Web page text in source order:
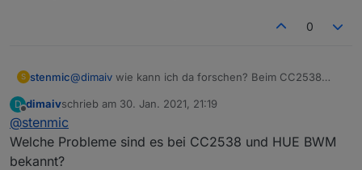
0
S stenmic@dimaiv wie kann ich da forschen? Beim CC2538
zurückgeben wenn’s nicht geht?
D
Offline
dimaivschrieb am 30. Jan. 2021, 21:19
zuletzt editiert von
@stenmic
Welche Probleme sind es bei CC2538 und HUE BWM
bekannt?